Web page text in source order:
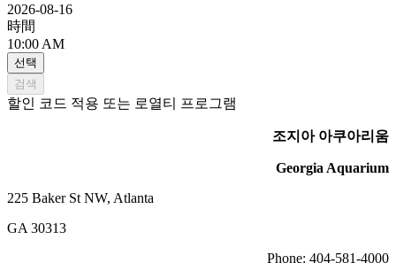
2026-08-16
時間
10:00 AM
선택
검색
할인 코드 적용 또는 로열티 프로그램
조지아 아쿠아리움
Georgia Aquarium
225 Baker St NW, Atlanta
GA 30313
Phone: 404-581-4000